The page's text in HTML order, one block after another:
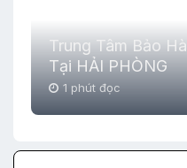
Trung Tâm Bảo
Tại HẢI PHÒNG
1 phút đọc